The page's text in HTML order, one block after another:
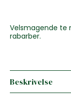
Velsmagende
rabarber.
Beskrivelse